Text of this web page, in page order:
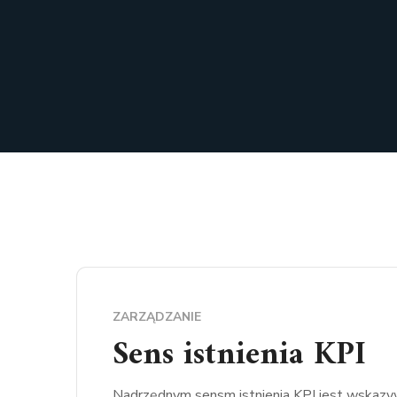
ZARZĄDZANIE
Sens istnienia KPI